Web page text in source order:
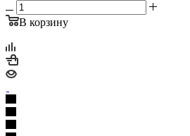
В корзину